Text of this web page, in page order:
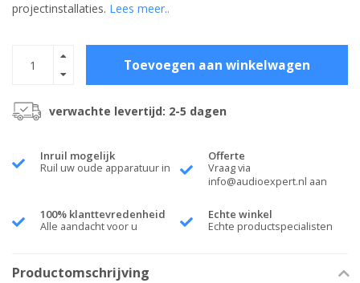
projectinstallaties. Lees meer..
Toevoegen aan winkelwagen
verwachte levertijd: 2-5 dagen
Inruil mogelijk
Ruil uw oude apparatuur in
Offerte
Vraag via
info@audioexpert.nl aan
100% klanttevredenheid
Alle aandacht voor u
Echte winkel
Echte productspecialisten
Productomschrijving